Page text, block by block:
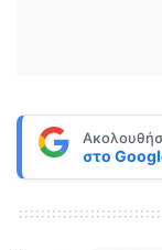
στο